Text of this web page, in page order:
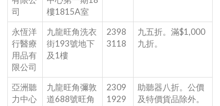
司
樓1815A室
永恆洋
行醫療
用品有
限公司
九龍旺角洗衣
街193號地下
及1樓
2398
3118
九五折。滿$1,000
九折。
亞洲聽
力中心
九龍旺角彌敦
道688號旺角
2309
1929
助聽器八折。公價
及特價貨品除外。